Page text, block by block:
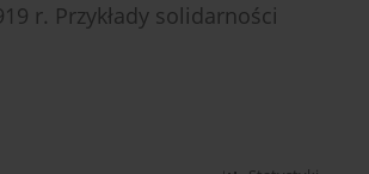
r. Przykłady solidarności